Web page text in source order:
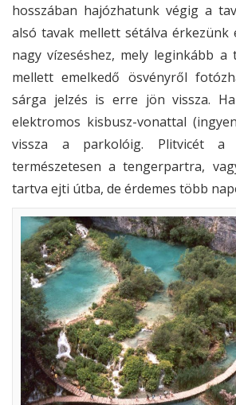
hosszában hajózhatunk végig a
alsó tavak mellett sétálva érkezünk
nagy vízeséshez, mely leginkább
mellett emelkedő ösvényről
sárga jelzés is erre jön vissza.
elektromos kisbusz-vonattal
vissza a parkolóig. Plitvicét a
természetesen a tengerpartra,
tartva ejti útba, de érdemes több